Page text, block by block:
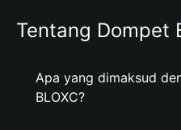
Tentang Dompet
Apa yang dimaksud
BLOXC?